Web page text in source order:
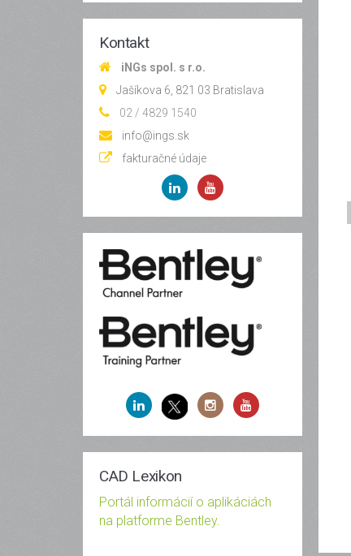
Kontakt
iNGs spol. s r.o.
Jašíkova 6, 821 03 Bratislava
02 / 4829 1540
info@ings.sk
fakturačné údaje
CAD Lexikon
Portál informácií o aplikáciách
na platforme Bentley.